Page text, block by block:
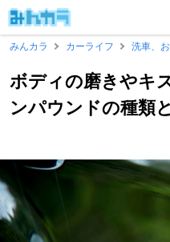
みんカラ
カーライフ 洗車、
ボディの磨きやキ
ンパウンドの種類